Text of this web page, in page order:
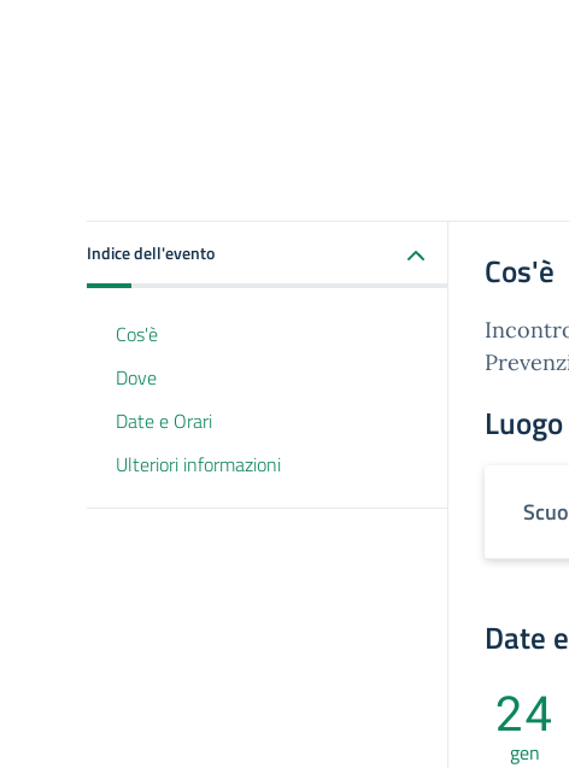
Indice dell'evento
Cos'è
Dove
Date e Orari
Ulteriori informazioni
Cos'è
Luogo
Date
24
gen